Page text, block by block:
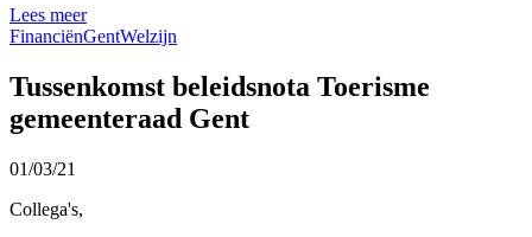
Lees meer
FinanciënGentWelzijn
Tussenkomst beleidsnota Toerisme
gemeenteraad Gent
01/03/21
Collega's,